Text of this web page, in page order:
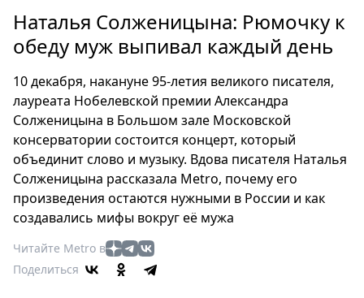
Россия
Мир
Еда
Туризм
Мода
Театр
Кино
Афиша
Книги
Выставки
Пресс-
Наталья Солженицына: Рюмочку к
обеду муж выпивал каждый день
10 декабря, накануне 95-летия великого писателя,
лауреата Нобелевской премии Александра
Солженицына в Большом зале Московской
консерватории состоится концерт, который
объединит слово и музыку. Вдова писателя Наталья
Солженицына рассказала Metro, почему его
произведения остаются нужными в России и как
создавались мифы вокруг её мужа
Читайте Metro в
Поделиться